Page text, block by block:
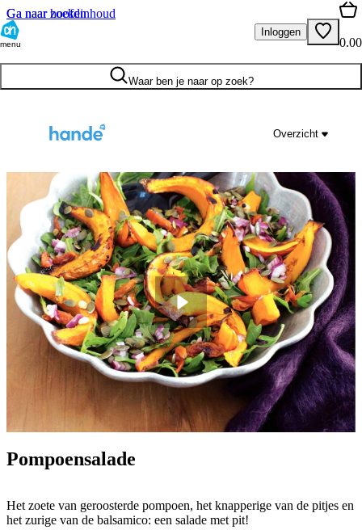
Ga naar hoofdinhoud
Ga naar zoeken
menu
Inloggen
0.00
Waar ben je naar op zoek?
Overzicht
Pompoensalade
Het zoete van geroosterde pompoen, het knapperige van de pitjes en
het zurige van de balsamico: een salade met pit!